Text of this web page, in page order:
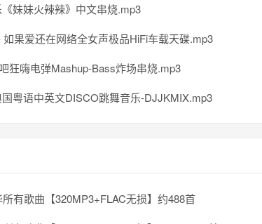
妹妹火辣辣》中文串烧.mp3
如果爱还在网络全女声极品HiFi车载天碟.mp3
狂嗨电弹Mashup-Bass炸场串烧.mp3
粤语中英文DISCO跳舞音乐-DJJKMIX.mp3
所有歌曲【320MP3+FLAC无损】约488首